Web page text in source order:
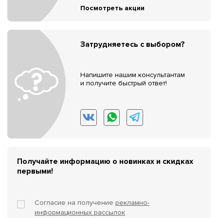
Посмотреть акции
Затрудняетесь с выбором?
Напишите нашим консультантам
и получите быстрый ответ!
Получайте информацию о новинках и скидках
первыми!
Согласие на получение рекламно-
информационных рассылок